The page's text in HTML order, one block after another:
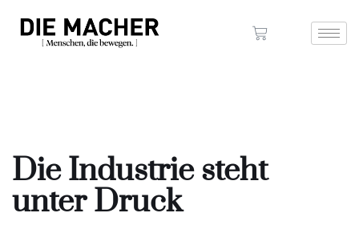
Die Industrie steht
unter Druck